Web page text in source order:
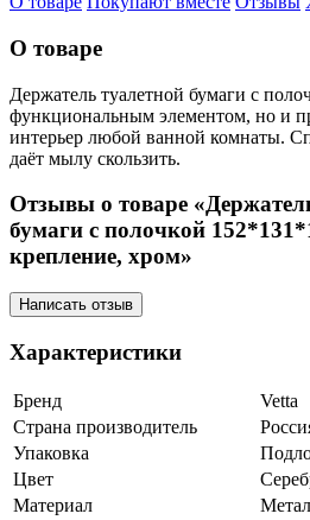
О товаре
Держатель туалетной бумаги с
функциональным элементом, но и
интерьер любой ванной комнаты.
даёт мылу скользить.
Отзывы о товаре
бумаги с полочкой
крепление, хром»
Написать отзыв
Характеристики
Бренд
Vetta
Страна производитель
Упаковка
Цвет
Материал